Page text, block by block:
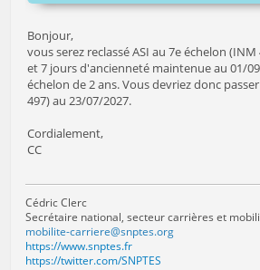
Bonjour,
vous serez reclassé ASI au 7e échelon
et 7 jours d'ancienneté maintenue au 01/
échelon de 2 ans. Vous devriez donc
497) au 23/07/2027.
Cordialement,
CC
Cédric Clerc
Secrétaire national, secteur carrières et
mobilite-carriere@snptes.org
https://www.snptes.fr
https://twitter.com/SNPTES